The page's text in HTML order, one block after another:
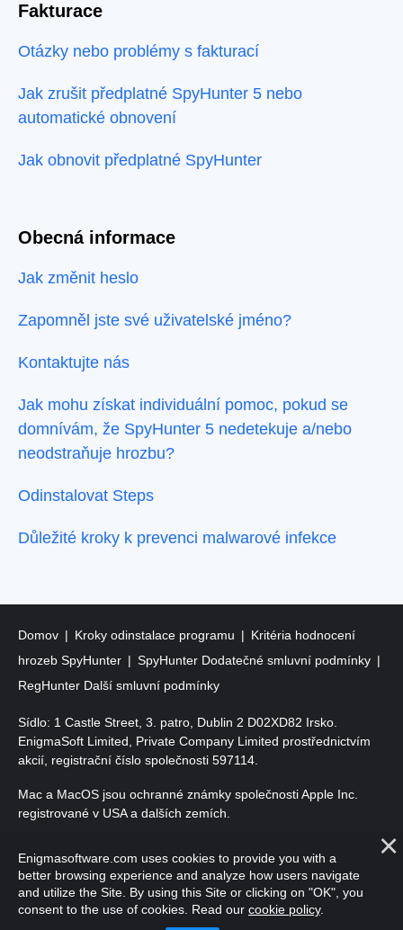
Fakturace
Otázky nebo problémy s fakturací
Jak zrušit předplatné SpyHunter 5 nebo
automatické obnovení
Jak obnovit předplatné SpyHunter
Obecná informace
Jak změnit heslo
Zapomněl jste své uživatelské jméno?
Kontaktujte nás
Jak mohu získat individuální pomoc, pokud se
domnívám, že SpyHunter 5 nedetekuje a/nebo
neodstraňuje hrozbu?
Odinstalovat Steps
Důležité kroky k prevenci malwarové infekce
Domov Kroky odinstalace programu
Kritéria hodnocení
hrozeb SpyHunter
SpyHunter Dodatečné smluvní podmínky
RegHunter Další smluvní podmínky
Sídlo: 1 Castle Street, 3. patro, Dublin 2 D02XD82 Irsko.
EnigmaSoft Limited, Private Company Limited prostřednictvím
akcií, registrační číslo společnosti 597114.
Mac a MacOS jsou ochranné známky společnosti Apple Inc.
registrované v USA a dalších zemích.
vyhrazena.
Enigmasoftware.com uses cookies to provide you with a
better browsing experience and analyze how users navigate
and utilize the Site. By using this Site or clicking on "OK", you
consent to the use of cookies. Read our cookie policy.